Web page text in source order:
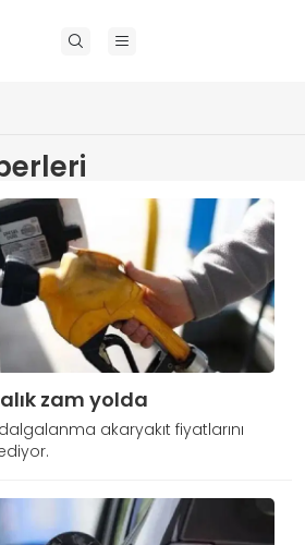
zam yolda
akaryakıt fiyatlarını